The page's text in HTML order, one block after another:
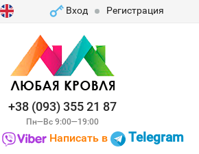
Вход Регистрация
+38 (093) 355 21 87
Пн—Вс 9:00—19:00
Написать в Telegram